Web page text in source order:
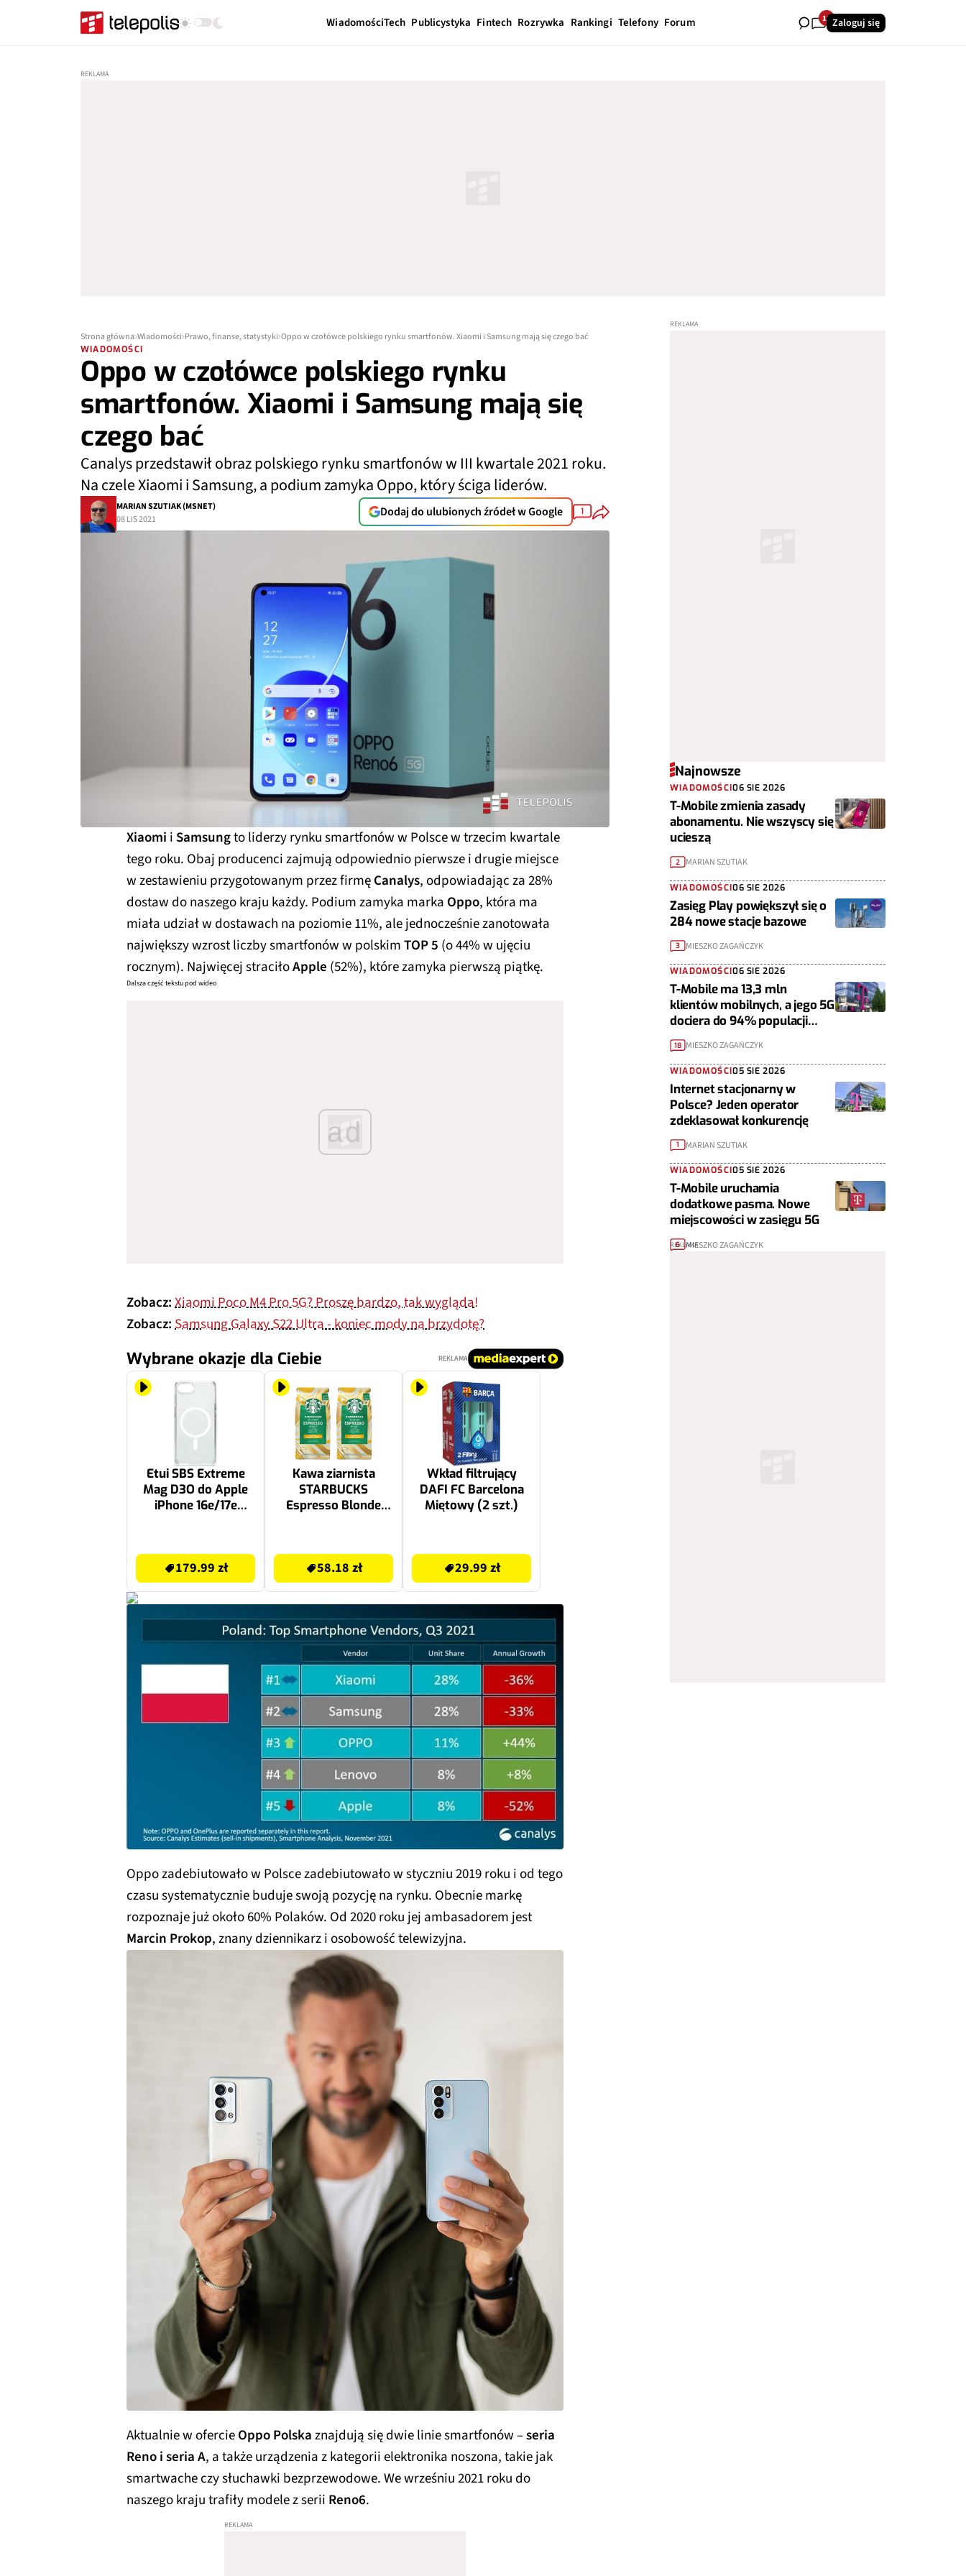
WiadomościTech Publicystyka Fintech Rozrywka Rankingi Telefony Forum 12Zaloguj się
Strona główna Wiadomości Prawo, finanse, statystyki Oppo w czołówce polskiego rynku smartfonów. Xiaomi i Samsung mają się czego bać
WIADOMOŚCI
Oppo w czołówce polskiego rynku
smartfonów. Xiaomi i Samsung mają się
czego bać
Canalys przedstawił obraz polskiego rynku smartfonów w III kwartale 2021 roku.
Na czele Xiaomi i Samsung, a podium zamyka Oppo, który ściga liderów.
MARIAN SZUTIAK (MSNET)
08 LIS 2021
Dodaj do ulubionych źródeł w Google 1
Xiaomi i Samsungto liderzy rynku smartfonów w Polsce w trzecim kwartale
tego roku. Obaj producenci zajmują odpowiednio pierwsze i drugie miejsce
w zestawieniu przygotowanym przez firmęCanalys, odpowiadając za 28%
dostaw do naszego kraju każdy. Podium zamyka marka Oppo, która ma
miała udział w dostawach na poziomie 11%, ale jednocześnie zanotowała
największy wzrost liczby smartfonów w polskimTOP 5 (o 44% w ujęciu
rocznym). Najwięcej straciłoApple (52%), które zamyka pierwszą piątkę.
Dalsza część tekstu pod wideo
ad
Zobacz:Xiaomi Poco M4 Pro 5G? Proszę bardzo, tak wygląda!
Zobacz:Samsung Galaxy S22 Ultra - koniec mody na brzydotę?
Wybrane okazje dla Ciebie REKLAMA
Etui SBS Extreme
Mag D3O do Apple
iPhone 16e/17e
179.99 zł
Kawa ziarnista
STARBUCKS
Espresso Blonde
58.18 zł
Wkład filtrujący
DAFI FC Barcelona
Miętowy (2 szt.)
29.99 zł
Oppo zadebiutowało w Polsce zadebiutowało w styczniu 2019 roku i od tego
czasu systematycznie buduje swoją pozycję na rynku. Obecnie markę
rozpoznaje już około 60% Polaków. Od 2020 roku jej ambasadorem jest
Marcin Prokop, znany dziennikarz i osobowość telewizyjna.
Aktualnie w ofercieOppo Polskaznajdują się dwie linie smartfonów –seria
Reno i seria A, a także urządzenia z kategorii elektronika noszona, takie jak
smartwache czy słuchawki bezprzewodowe. We wrześniu 2021 roku do
naszego kraju trafiły modele z serii Reno6.
Najnowsze
WIADOMOŚCI06 SIE 2026
T-Mobile zmienia zasady
abonamentu. Nie wszyscy się
ucieszą
2 MARIAN SZUTIAK
WIADOMOŚCI06 SIE 2026
Zasięg Play powiększył się o
284 nowe stacje bazowe
3 MIESZKO ZAGAŃCZYK
WIADOMOŚCI06 SIE 2026
T-Mobile ma 13,3 mln
klientów mobilnych, a jego 5G
dociera do 94% populacji
Polski
18 MIESZKO ZAGAŃCZYK
WIADOMOŚCI05 SIE 2026
Internet stacjonarny w
Polsce? Jeden operator
zdeklasował konkurencję
1 MARIAN SZUTIAK
WIADOMOŚCI05 SIE 2026
T-Mobile uruchamia
dodatkowe pasma. Nowe
miejscowości w zasięgu 5G
6 MIESZKO ZAGAŃCZYK